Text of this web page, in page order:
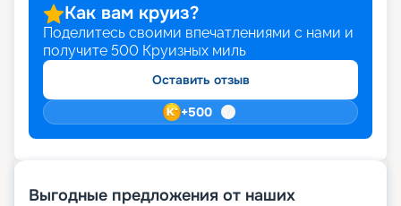
Как вам круиз?
Поделитесь своими впечатлениями с нами и
получите 500 Круизных миль
Оставить отзыв
+500
Выгодные предложения от наших